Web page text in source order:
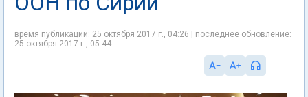
время публикации: 25 октября 2017 г., 04:26 | последнее обновление:
25 октября 2017 г., 05:44